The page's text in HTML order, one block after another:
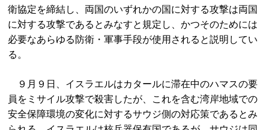
衛協定を締結し、両国のいずれかの国に対する攻撃は両国
に対する攻撃であるとみなすと規定し、かつそのためには
必要なあらゆる防衛・軍事手段が使用されると説明してい
る。
９月９日、イスラエルはカタールに滞在中のハマスの要
員をミサイル攻撃で殺害したが、これを含む湾岸地域での
安全保障環境の変化に対するサウジ側の対応策であるとみ